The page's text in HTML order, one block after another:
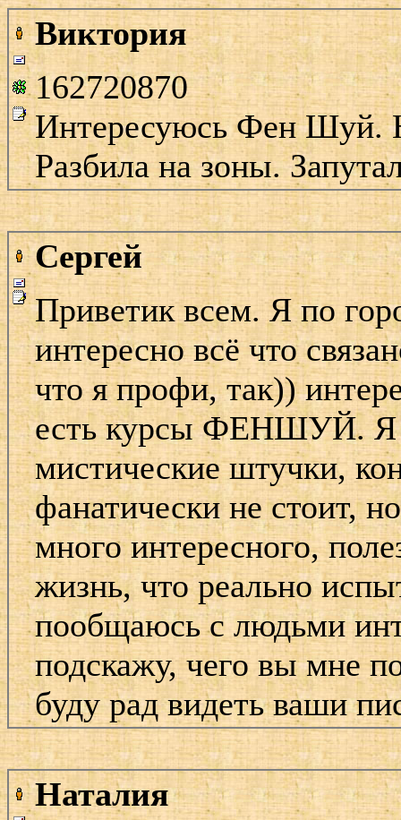
Виктория
162720870
Интересуюсь Фен Шуй.
Разбила на зоны.
Сергей
Приветик всем. Я по
интересно всё что
что я профи, так))
есть курсы ФЕНШУЙ. Я
мистические штучки,
фанатически не стоит,
много интересного,
жизнь, что реально
пообщаюсь с людьми
подскажу, чего вы мне
буду рад видеть ваши
Наталия